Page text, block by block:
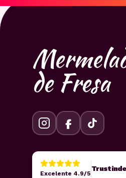
de Fresa
Excelente 4.9/5